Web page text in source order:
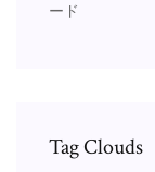
ード
Tag Clouds